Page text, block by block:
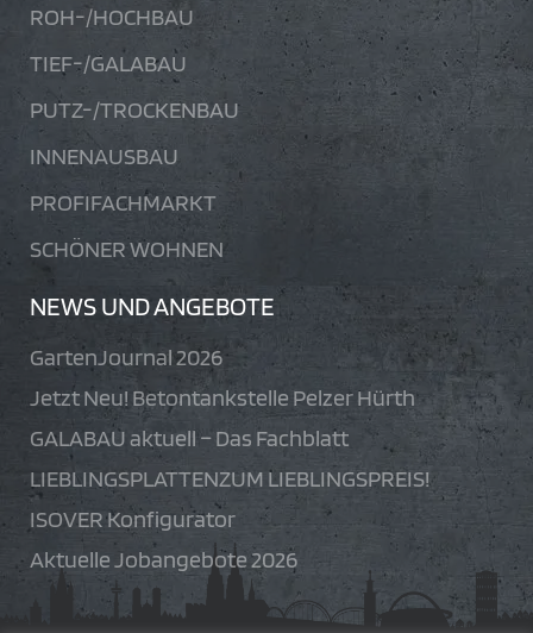
ROH-/HOCHBAU
TIEF-/GALABAU
PUTZ-/TROCKENBAU
INNENAUSBAU
PROFIFACHMARKT
SCHÖNER WOHNEN
NEWS UND ANGEBOTE
GartenJournal 2026
Jetzt Neu! Betontankstelle Pelzer Hürth
GALABAU aktuell – Das Fachblatt
LIEBLINGSPLATTENZUM LIEBLINGSPREIS!
ISOVER Konfigurator
Aktuelle Jobangebote 2026